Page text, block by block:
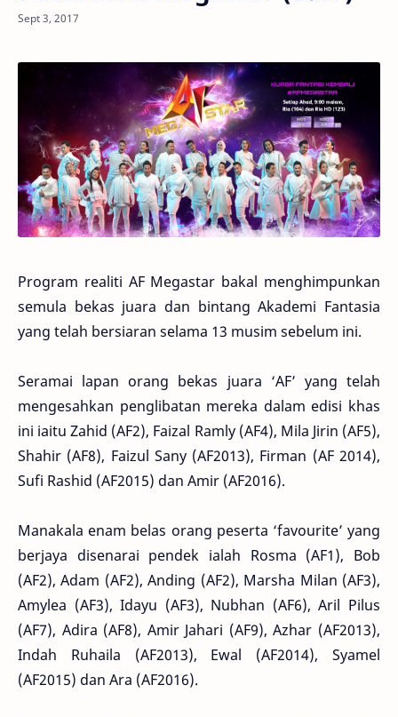
Program realiti AF Megastar bakal menghimpunkan
semula bekas juara dan bintang Akademi Fantasia
yang telah bersiaran selama 13 musim sebelum ini.
Seramai lapan orang bekas juara ‘AF’ yang telah
mengesahkan penglibatan mereka dalam edisi khas
ini iaitu Zahid (AF2), Faizal Ramly (AF4), Mila Jirin (AF5),
Shahir (AF8), Faizul Sany (AF2013), Firman (AF 2014),
Sufi Rashid (AF2015) dan Amir (AF2016).
Manakala enam belas orang peserta ‘favourite’ yang
berjaya disenarai pendek ialah Rosma (AF1), Bob
(AF2), Adam (AF2), Anding (AF2), Marsha Milan (AF3),
Amylea (AF3), Idayu (AF3), Nubhan (AF6), Aril Pilus
(AF7), Adira (AF8), Amir Jahari (AF9), Azhar (AF2013),
Indah Ruhaila (AF2013), Ewal (AF2014), Syamel
(AF2015) dan Ara (AF2016).